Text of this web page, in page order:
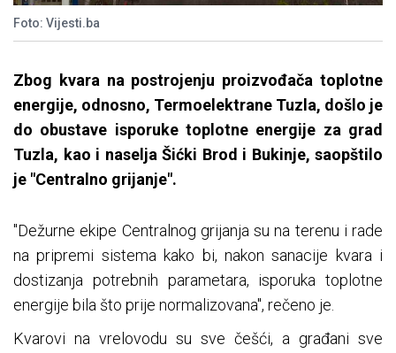
Foto: Vijesti.ba
Zbog kvara na postrojenju proizvođača toplotne
energije, odnosno, Termoelektrane Tuzla, došlo je
do obustave isporuke toplotne energije za grad
Tuzla, kao i naselja Šićki Brod i Bukinje, saopštilo
je "Centralno grijanje".
"Dežurne ekipe Centralnog grijanja su na terenu i rade
na pripremi sistema kako bi, nakon sanacije kvara i
dostizanja potrebnih parametara, isporuka toplotne
energije bila što prije normalizovana", rečeno je.
Kvarovi na vrelovodu su sve češći, a građani sve